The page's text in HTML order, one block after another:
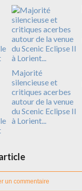
Majorité
silencieuse et
critiques acerbes
autour de la venue
du Scenic Eclipse II
à Lorient...
un commentaire